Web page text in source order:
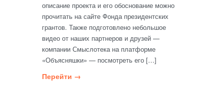
описание проекта и его обоснование можно
прочитать на сайте Фонда президентских
грантов. Также подготовлено небольшое
видео от наших партнеров и друзей —
компании Смыслотека на платформе
«Объясняшки» — посмотреть его […]
Перейти →